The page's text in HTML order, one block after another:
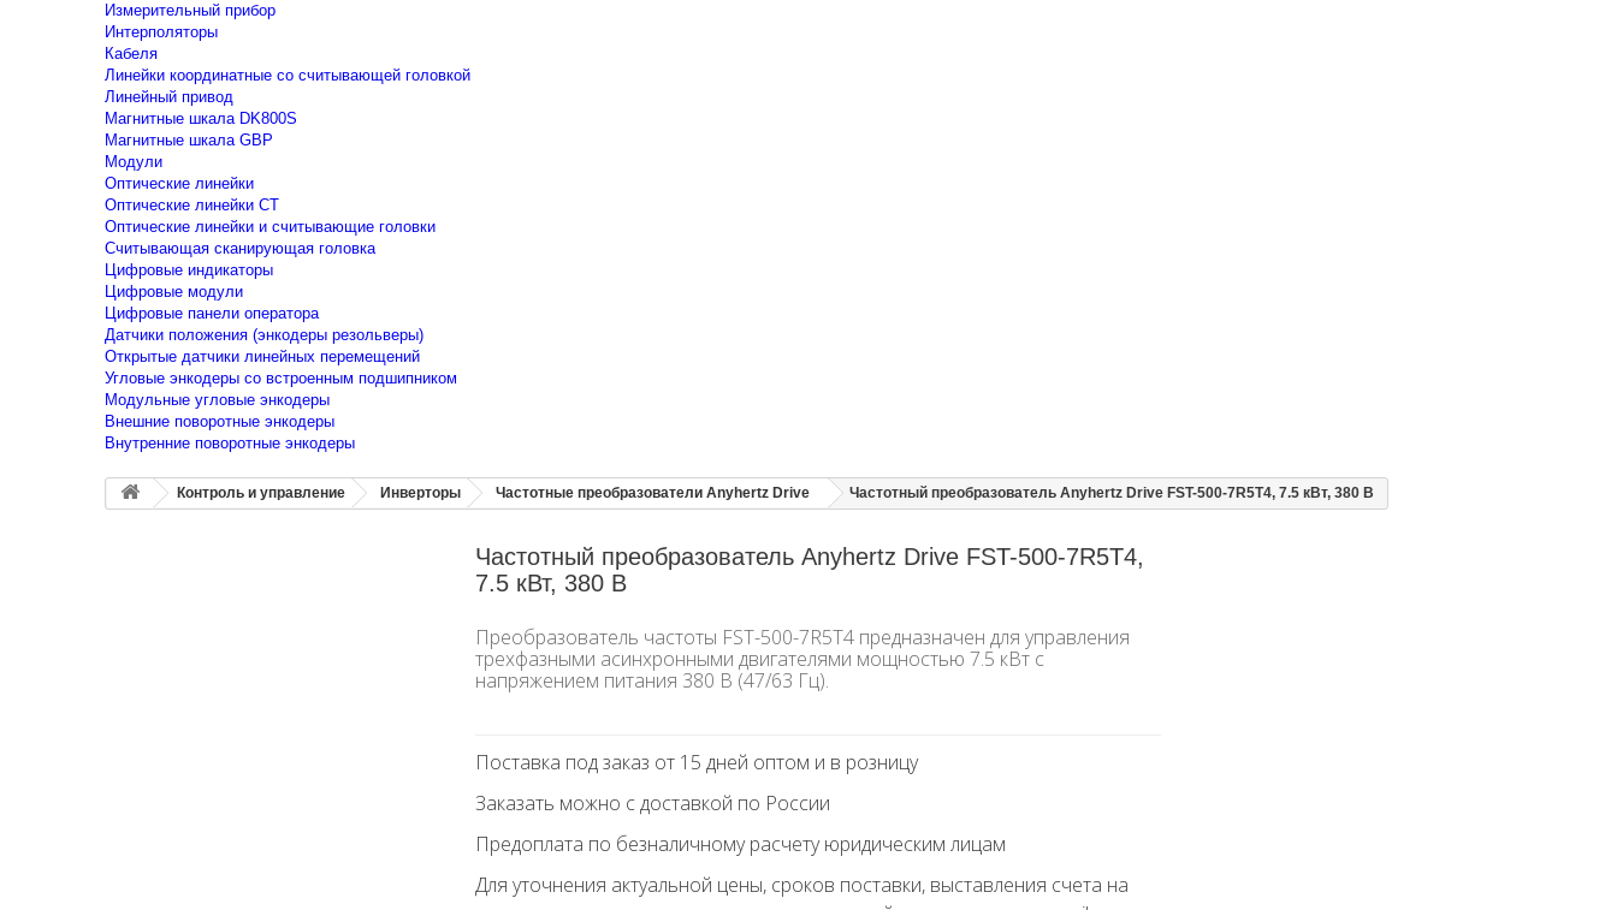
Измерительный прибор
Интерполяторы
Кабеля
Линейки координатные со считывающей головкой
Линейный привод
Магнитные шкала DK800S
Магнитные шкала GBP
Модули
Оптические линейки
Оптические линейки CT
Оптические линейки и считывающие головки
Считывающая сканирующая головка
Цифровые индикаторы
Цифровые модули
Цифровые панели оператора
Датчики положения (энкодеры резольверы)
Открытые датчики линейных перемещений
Угловые энкодеры со встроенным подшипником
Модульные угловые энкодеры
Внешние поворотные энкодеры
Внутренние поворотные энкодеры
Контроль и управление Инверторы Частотные преобразователи Anyhertz Drive Частотный преобразователь Anyhertz Drive FST-500-7R5T4, 7.5 кВт, 380 В
Частотный преобразователь Anyhertz Drive FST-500-7R5T4,
7.5 кВт, 380 В
Преобразователь частоты FST-500-7R5T4 предназначен для управления
трехфазными асинхронными двигателями мощностью 7.5 кВт с
напряжением питания 380 В (47/63 Гц).
Поставка под заказ от 15 дней оптом и в розницу
Заказать можно с доставкой по России
Предоплата по безналичному расчету юридическим лицам
Для уточнения актуальной цены, сроков поставки, выставления счета на